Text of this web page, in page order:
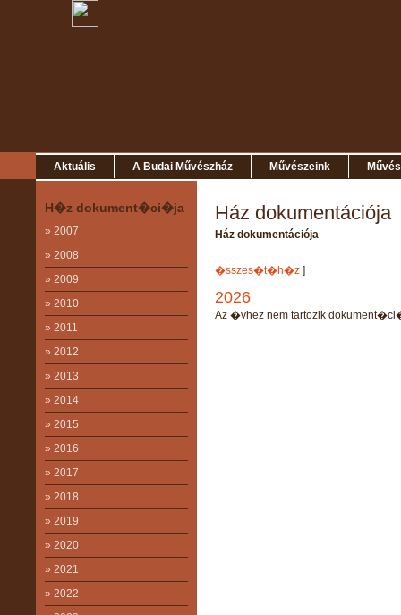
Aktuális A Budai Művészház Művészeink
H�z dokument�ci�ja
» 2007
» 2008
» 2009
» 2010
» 2011
» 2012
» 2013
» 2014
» 2015
» 2016
» 2017
» 2018
» 2019
» 2020
» 2021
» 2022
Ház dokumentációja
Ház dokumentációja
�sszes�t�h�z ]
2026
Az �vhez nem tartozik